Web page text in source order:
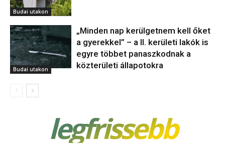
Budai utakon
Budai utakon
„Minden nap kerülgetnem kell őket
a gyerekkel” – a II. kerületi lakók is
egyre többet panaszkodnak a
közterületi állapotokra
legfrissebb